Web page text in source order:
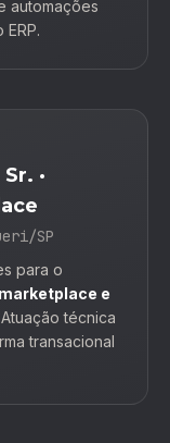
automações
·
SP
para o
e
técnica
transacional